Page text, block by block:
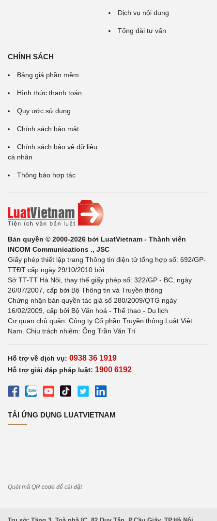
Dịch vụ nội dung
Tổng đài tư vấn
CHÍNH SÁCH
Bảng giá phần mềm
Hình thức thanh toán
Quy ước sử dụng
Chính sách bảo mật
Chính sách bảo vệ dữ liệu
cá nhân
Thông báo hợp tác
Bản quyền © 2000-2026 bởi LuatVietnam - Thành viên
INCOM Communications ., JSC
Giấy phép thiết lập trang Thông tin điện tử tổng hợp số: 692/GP-
TTĐT cấp ngày 29/10/2010 bởi
Sở TT-TT Hà Nội, thay thế giấy phép số: 322/GP - BC, ngày
26/07/2007, cấp bởi Bộ Thông tin và Truyền thông
Chứng nhận bản quyền tác giả số 280/2009/QTG ngày
16/02/2009, cấp bởi Bộ Văn hoá - Thể thao - Du lịch
Cơ quan chủ quản: Công ty Cổ phần Truyền thông Luật Việt
Nam. Chịu trách nhiệm: Ông Trần Văn Trí
Hỗ trợ về dịch vụ: 0938 36 1919
Hỗ trợ giải đáp pháp luật: 1900 6192
TẢI ỨNG DỤNG LUATVIETNAM
Quét mã QR code để cài đặt